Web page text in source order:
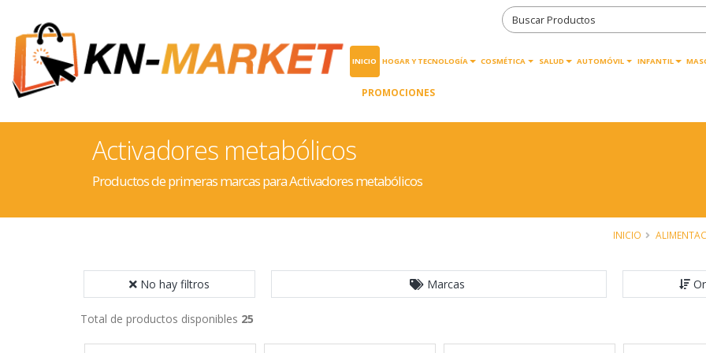
INICIO HOGAR Y TECNOLOGÍA COSMÉTICA SALUD AUTOMÓVIL INFANTIL
PROMOCIONES
Activadores metabólicos
Productos de primeras marcas para Activadores metabólicos
INICIO
No hay filtros Marcas
Total de productos disponibles 25